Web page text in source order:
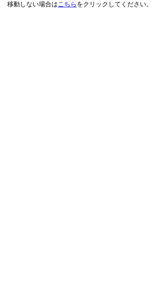
移動しない場合はこちら をクリックしてください。